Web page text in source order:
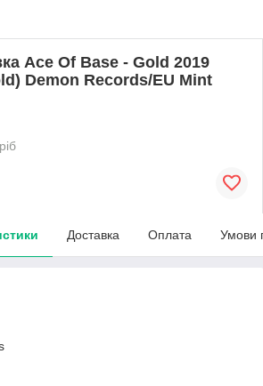
Ace Of Base - Gold 2019
Demon Records/EU Mint
Доставка Оплата Умови